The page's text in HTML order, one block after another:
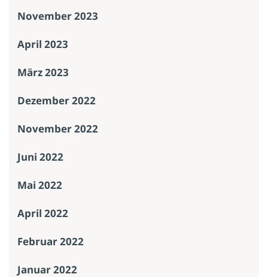
November 2023
April 2023
März 2023
Dezember 2022
November 2022
Juni 2022
Mai 2022
April 2022
Februar 2022
Januar 2022